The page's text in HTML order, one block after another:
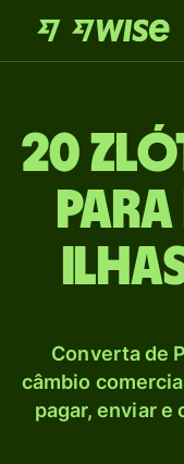
20
Converta de
câmbio
pagar, enviar e